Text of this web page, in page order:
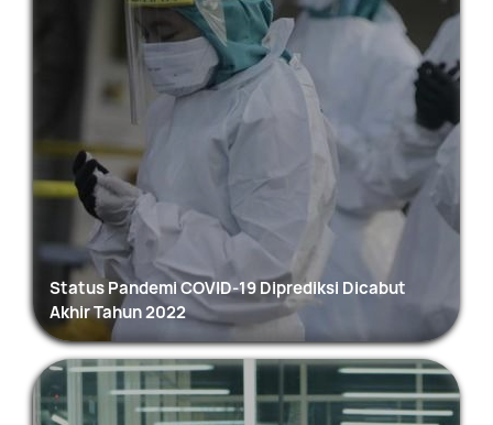
Status Pandemi COVID-19 Diprediksi Dicabut
Akhir Tahun 2022